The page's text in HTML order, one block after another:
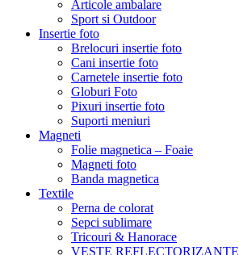
Articole ambalare
Sport si Outdoor
Insertie foto
Brelocuri insertie foto
Cani insertie foto
Carnetele insertie foto
Globuri Foto
Pixuri insertie foto
Suporti meniuri
Magneti
Folie magnetica – Foaie
Magneti foto
Banda magnetica
Textile
Perna de colorat
Sepci sublimare
Tricouri & Hanorace
VESTE REFLECTORIZANTE